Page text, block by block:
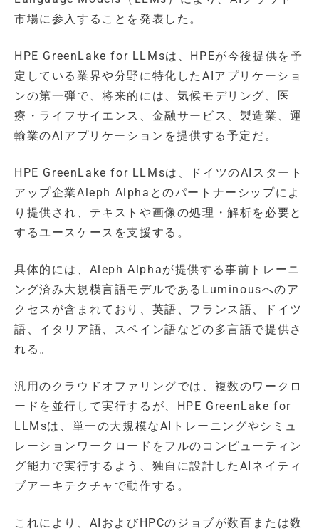
市場に参入することを発表した。
HPE GreenLake for LLMsは、HPEが今後提供を予
定している業界や分野に特化したAIアプリケーショ
ンの第一弾で、将来的には、気候モデリング、医
療・ライフサイエンス、金融サービス、製造業、運
輸業のAIアプリケーションを提供する予定だ。
HPE GreenLake for LLMsは、ドイツのAIスタート
アップ企業Aleph Alphaとのパートナーシップによ
り提供され、テキストや画像の処理・解析を必要と
するユースケースを支援する。
具体的には、Aleph Alphaが提供する事前トレーニ
ング済み大規模言語モデルであるLuminousへのア
クセスが含まれており、英語、フランス語、ドイツ
語、イタリア語、スペイン語などの多言語で提供さ
れる。
汎用のクラウドオファリングでは、複数のワークロ
ードを並行して実行するが、HPE GreenLake for
LLMsは、単一の大規模なAIトレーニングやシミュ
レーションワークロードをフルのコンピューティン
グ能力で実行するよう、独自に設計したAIネイティ
ブアーキテクチャで動作する。
これにより、AIおよびHPCのジョブが数百または数